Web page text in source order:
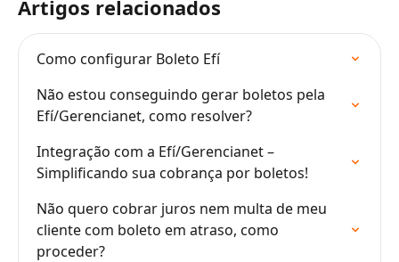
Artigos relacionados
Como configurar Boleto Efí
Não estou conseguindo gerar boletos pela
Efí/Gerencianet, como resolver?
Integração com a Efí/Gerencianet –
Simplificando sua cobrança por boletos!
Não quero cobrar juros nem multa de meu
cliente com boleto em atraso, como
proceder?